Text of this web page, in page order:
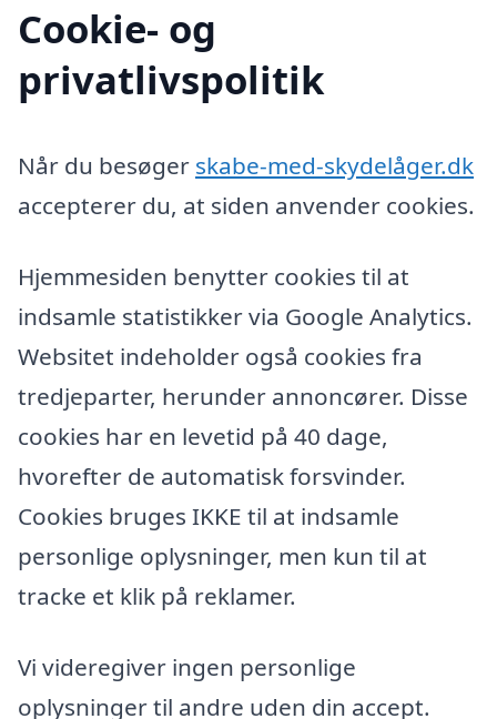
Cookie- og
privatlivspolitik
Når du besøger skabe-med-skydelåger.dk
accepterer du, at siden anvender cookies.
Hjemmesiden benytter cookies til at
indsamle statistikker via Google Analytics.
Websitet indeholder også cookies fra
tredjeparter, herunder annoncører. Disse
cookies har en levetid på 40 dage,
hvorefter de automatisk forsvinder.
Cookies bruges IKKE til at indsamle
personlige oplysninger, men kun til at
tracke et klik på reklamer.
Vi videregiver ingen personlige
oplysninger til andre uden din accept.